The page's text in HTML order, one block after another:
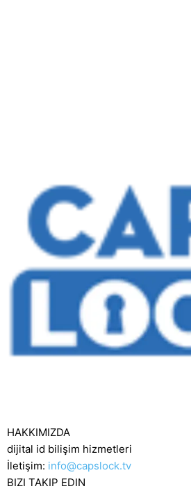
HAKKIMIZDA
dijital id bilişim hizmetleri
İletişim: info@capslock.tv
BIZI TAKIP EDIN